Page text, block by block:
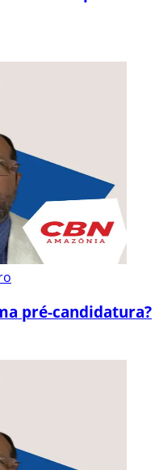
pré-candidatura?